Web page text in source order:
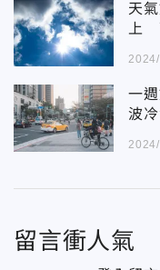
天
上
一
波
留言衝人氣